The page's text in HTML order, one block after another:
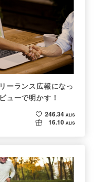
ーランス広報になっ
ューで明かす！
246.34 ALIS
16.10 ALIS